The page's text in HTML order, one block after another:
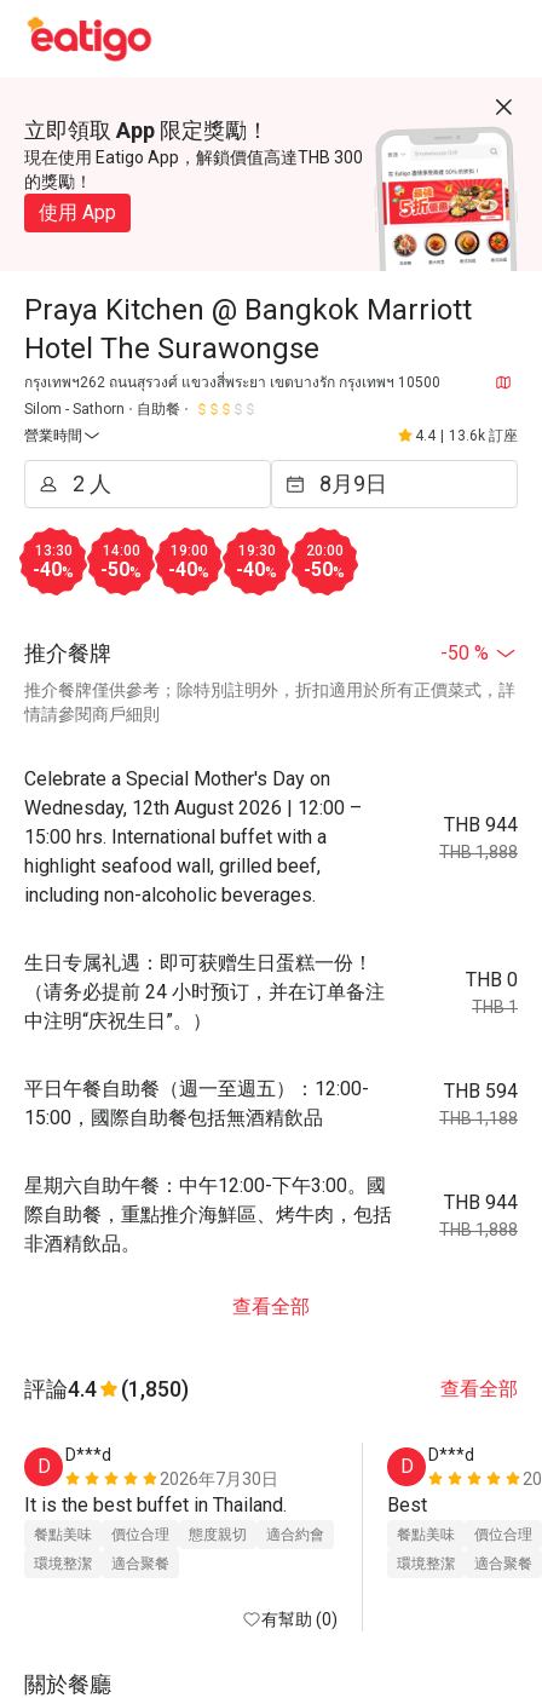
立即領取 App 限定獎勵！
現在使用 Eatigo App，解鎖價值高達THB 300
的獎勵！
使用 App
Praya Kitchen @ Bangkok Marriott
Hotel The Surawongse
กรุงเทพฯ262 ถนนสุรวงศ์ แขวงสี่พระยา เขตบางรัก กรุงเทพฯ 10500
Silom - Sathorn
自助餐
營業時間
4.4 13.6k 訂座
13:30
-40%
14:00
-50%
19:00
-40%
19:30
-40%
20:00
-50%
推介餐牌 -50 %
推介餐牌僅供參考；除特別註明外，折扣適用於所有正價菜式，詳
情請參閱商戶細則
Celebrate a Special Mother's Day on
Wednesday, 12th August 2026 | 12:00 –
15:00 hrs. International buffet with a
highlight seafood wall, grilled beef,
including non-alcoholic beverages.
THB 944
THB 1,888
生日专属礼遇：即可获赠生日蛋糕一份！
（请务必提前 24 小时预订，并在订单备注
中注明“庆祝生日”。）
THB 0
THB 1
平日午餐自助餐（週一至週五）：12:00-
15:00，國際自助餐包括無酒精飲品
THB 594
THB 1,188
星期六自助午餐：中午12:00-下午3:00。國
際自助餐，重點推介海鮮區、烤牛肉，包括
非酒精飲品。
THB 944
THB 1,888
查看全部
評論4.4 (1,850) 查看全部
D
D***d
2026年7月30日
It is the best buffet in Thailand.
餐點美味 價位合理 態度親切
適合約會
環境整潔
適合聚餐
有幫助 (0)
D
D***d
Best
餐點美味
價位合理
環境整潔
適合聚餐
關於餐廳